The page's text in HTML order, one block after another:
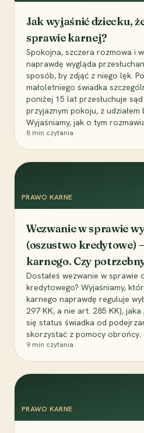
Jak wyjaśnić dziecku,
sprawie karnej?
Spokojna, szczera rozmowa i
naprawdę wygląda
sposób, by zdjąć z niego lęk.
małoletniego świadka
poniżej 15 lat przesłuchuje
przyjaznym pokoju, z udziałem
Wyjaśniamy, jak o tym
8 min czytania
PRAWO KARNE
Wezwanie w sprawie
(oszustwo kredytowe)
karnego. Czy
Dostałeś wezwanie w sprawie
kredytowego? Wyjaśniamy,
karnego naprawdę reguluje
297 KK, a nie art. 285 KK),
się status świadka od
skorzystać z pomocy obrońcy.
9 min czytania
PRAWO KARNE